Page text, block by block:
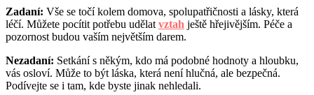
Zadaní: Vše se točí kolem domova, spolupatřičnosti a lásky, která
léčí. Můžete pocítit potřebu udělat vztah ještě hřejivějším. Péče a
pozornost budou vaším největším darem.
Nezadaní: Setkání s někým, kdo má podobné hodnoty a hloubku,
vás osloví. Může to být láska, která není hlučná, ale bezpečná.
Podívejte se i tam, kde byste jinak nehledali.